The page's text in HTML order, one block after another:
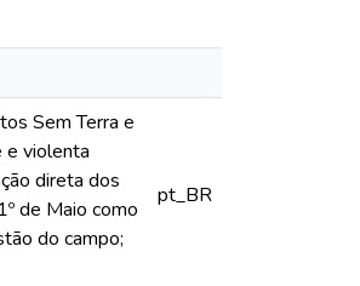
Sem Terra e
e violenta
direta dos
de Maio como
do campo;
pt_BR